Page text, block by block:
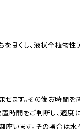
良くし、液状全植物
ます。その後お時間
時間をご判断し、適度
います。その場合は水